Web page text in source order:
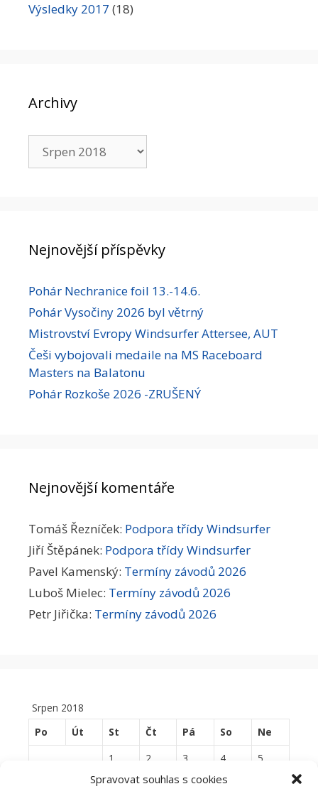
Spravovat souhlas s cookies
Výsledky 2017 (18)
Archivy
Nejnovější příspěvky
Pohár Nechranice foil 13.-14.6.
Pohár Vysočiny 2026 byl větrný
Mistrovství Evropy Windsurfer Attersee, AUT
Češi vybojovali medaile na MS Raceboard
Masters na Balatonu
Pohár Rozkoše 2026 -ZRUŠENÝ
Nejnovější komentáře
Tomáš Řezníček: Podpora třídy Windsurfer
Jiří Štěpánek: Podpora třídy Windsurfer
Pavel Kamenský: Termíny závodů 2026
Luboš Mielec: Termíny závodů 2026
Petr Jiřička: Termíny závodů 2026
Srpen 2018
Po
Út St Čt Pá So
Ne
1
2 3 4
5
8 9 10 11